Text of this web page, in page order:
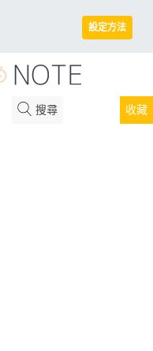
設定方法
搜尋 收藏